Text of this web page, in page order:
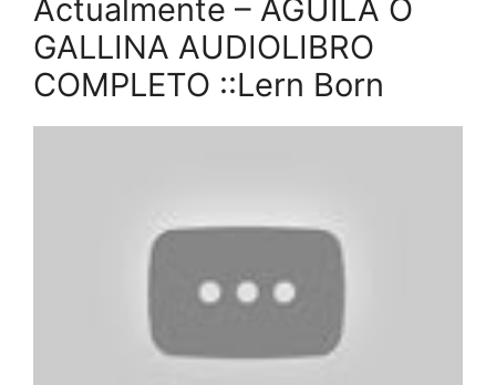
Actualmente – AGUILA O
GALLINA AUDIOLIBRO
COMPLETO ::Lern Born